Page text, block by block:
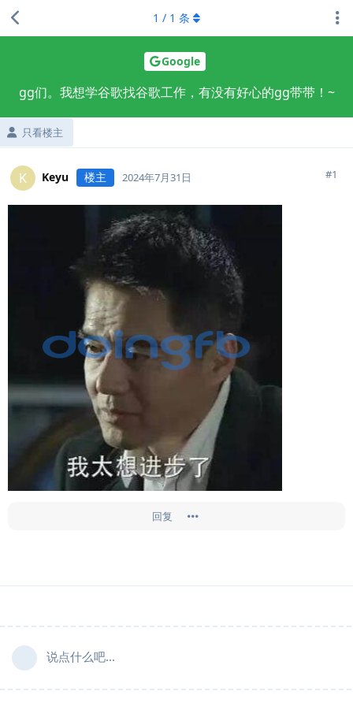
Google
gg们。我想学谷歌找谷歌工作，有没有好心的gg带带！~
只看楼主
1 / 1 条
K Keyu 楼主 2024年7月31日 #1
回复
说点什么吧...